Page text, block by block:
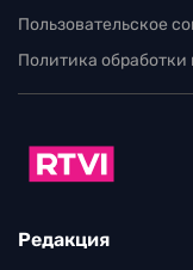
Пользовательское
Политика
Редакция